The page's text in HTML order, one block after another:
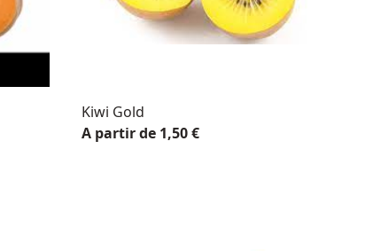
Kiwi Gold
A partir de 1,50 €